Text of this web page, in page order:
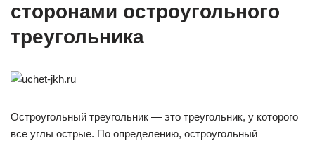
сторонами остроугольного
треугольника
Остроугольный треугольник — это треугольник, у которого
все углы острые. По определению, остроугольный